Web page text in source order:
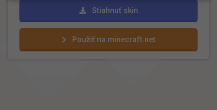
Stiahnuť skin
Použiť na minecraft.net